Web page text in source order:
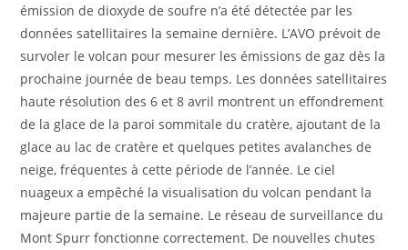
émission de dioxyde de soufre n’a été détectée par les
données satellitaires la semaine dernière. L’AVO prévoit de
survoler le volcan pour mesurer les émissions de gaz dès la
prochaine journée de beau temps. Les données satellitaires
haute résolution des 6 et 8 avril montrent un effondrement
de la glace de la paroi sommitale du cratère, ajoutant de la
glace au lac de cratère et quelques petites avalanches de
neige, fréquentes à cette période de l’année. Le ciel
nuageux a empêché la visualisation du volcan pendant la
majeure partie de la semaine. Le réseau de surveillance du
Mont Spurr fonctionne correctement. De nouvelles chutes